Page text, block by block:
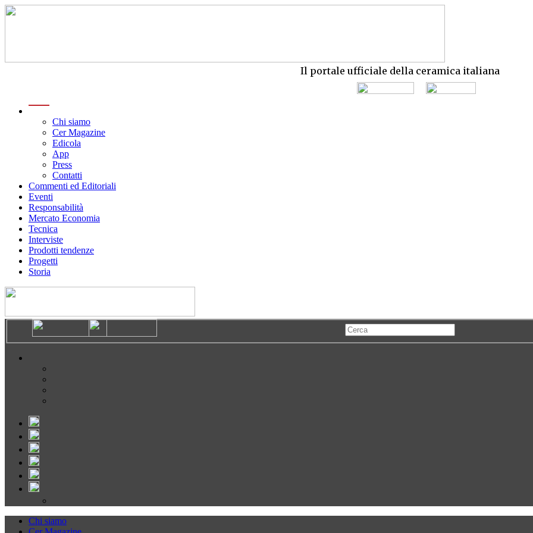
Il portale ufficiale della ceramica italiana
Chi siamo
Cer Magazine
Edicola
App
Press
Contatti
Commenti ed Editoriali
Eventi
Responsabilità
Mercato Economia
Tecnica
Interviste
Prodotti tendenze
Progetti
Storia
Chi siamo